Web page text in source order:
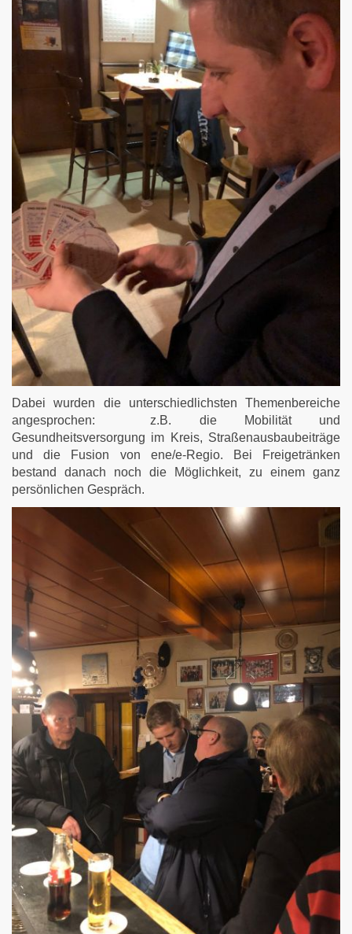
Dabei wurden die unterschiedlichsten Themenbereiche
angesprochen: z.B. die Mobilität und
Gesundheitsversorgung im Kreis, Straßenausbaubeiträge
und die Fusion von ene/e-Regio. Bei Freigetränken
bestand danach noch die Möglichkeit, zu einem ganz
persönlichen Gespräch.